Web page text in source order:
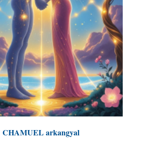
CHAMUELarkangyal